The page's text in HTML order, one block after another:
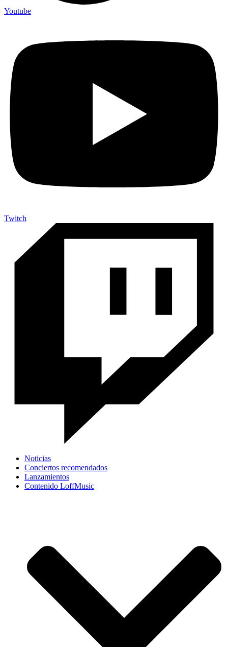
Youtube
Twitch
Noticias
Conciertos recomendados
Lanzamientos
Contenido LoffMusic